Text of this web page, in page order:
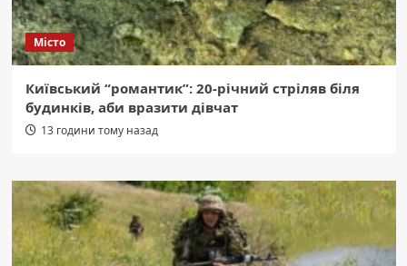
Місто
Київський “романтик”: 20-річний стріляв біля
будинків, аби вразити дівчат
13 години тому назад